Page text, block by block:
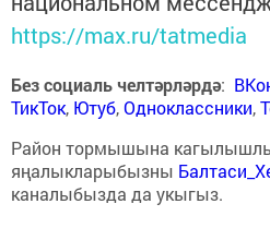
https://max.ru/tatmedia
Без социаль челтәрләрдә:
ТикТок, Ютуб,Одноклассники,
Район тормышына
яңалыкларыбызны
каналыбызда да укыгыз.